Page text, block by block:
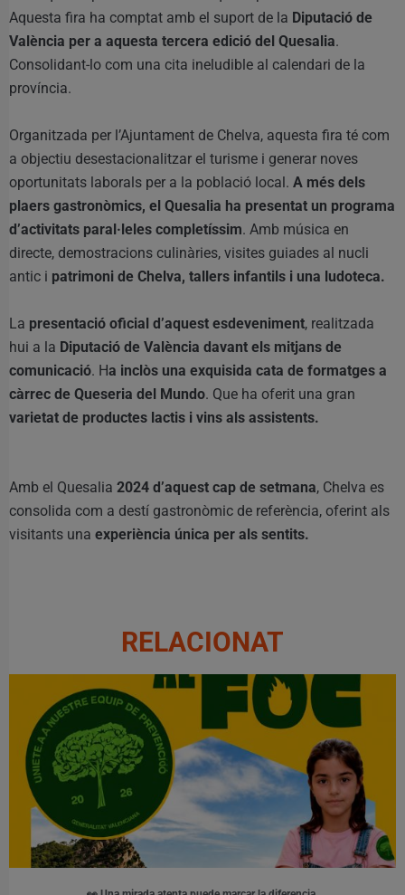
Aquesta fira ha comptat amb el suport de la Diputació de
València per a aquesta tercera edició del Quesalia.
Consolidant-lo com una cita ineludible al calendari de la
província.
Organitzada per l’Ajuntament de Chelva, aquesta fira té com
a objectiu desestacionalitzar el turisme i generar noves
oportunitats laborals per a la població local. A més dels
plaers gastronòmics, el Quesalia ha presentat un programa
d’activitats paral·leles completíssim. Amb música en
directe, demostracions culinàries, visites guiades al nucli
antic i patrimoni de Chelva, tallers infantils i una ludoteca.
La presentació oficial d’aquest esdeveniment, realitzada
hui a la Diputació de València davant els mitjans de
comunicació. Ha inclòs una exquisida cata de formatges a
càrrec de Queseria del Mundo. Que ha oferit una gran
varietat de productes lactis i vins als assistents.
Amb el Quesalia 2024 d’aquest cap de setmana, Chelva es
consolida com a destí gastronòmic de referència, oferint als
visitants una experiència única per als sentits.
RELACIONAT